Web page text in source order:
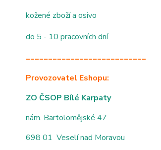
kožené zboží a osivo
do 5 - 10 pracovních dní
___________________________
Provozovatel Eshopu:
ZO ČSOP Bílé Karpaty
nám. Bartolomějské 47
698 01 Veselí nad Moravou